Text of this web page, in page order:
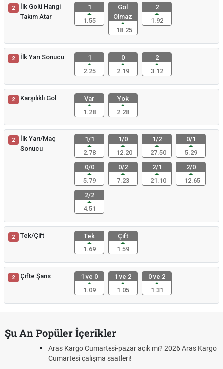
2
İlk Golü Hangi
Takım Atar
1
1.55
Gol
Olmaz
18.25
2
1.92
2 İlk Yarı Sonucu
1
2.25
0
2.19
2
3.12
2 Karşılıklı Gol
Var
1.28
Yok
2.28
2
İlk Yarı/Maç
Sonucu
1/1
2.78
1/0
12.20
1/2
27.50
0/1
5.29
0/0
5.79
0/2
7.23
2/1
21.10
2/0
12.65
2/2
4.51
2 Tek/Çift
Tek
1.69
Çift
1.59
2 Çifte Şans
1 ve 0
1.09
1 ve 2
1.05
0 ve 2
1.31
Şu An Popüler İçerikler
Aras Kargo Cumartesi-pazar açık mı? 2026 Aras Kargo
Cumartesi çalışma saatleri!